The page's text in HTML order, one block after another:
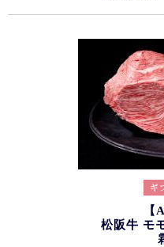
【
松阪牛 モ